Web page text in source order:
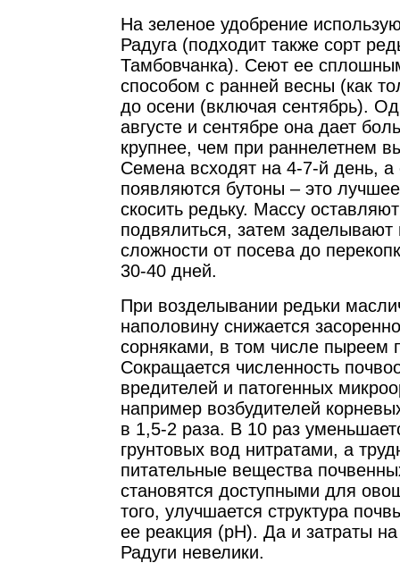
На зеленое удобрение
Радуга (подходит также сорт
Тамбовчанка). Сеют ее
способом с ранней весны (как
до осени (включая сентябрь).
августе и сентябре она дает
крупнее, чем при раннелетнем
Семена всходят на 4-7-й день, а
появляются бутоны – это
скосить редьку. Массу
подвялиться, затем
сложности от посева до
30-40 дней.
При возделывании редьки
наполовину снижается
сорняками, в том числе пыреем
Сокращается численность
вредителей и патогенных
например возбудителей
в 1,5-2 раза. В 10 раз
грунтовых вод нитратами, а
питательные вещества
становятся доступными для
того, улучшается структура
ее реакция (рН). Да и затраты
Радуги невелики.